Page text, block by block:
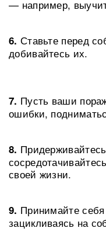
— например,
6. Ставьте перед
добивайтесь их.
7. Пусть ваши
ошибки,
8.
своей жизни.
9. Принимайте
зацикливаясь на